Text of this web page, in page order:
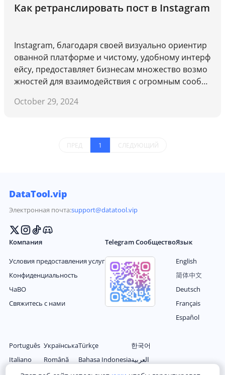
Как ретранслировать пост в Instagram
Instagram, благодаря своей визуально ориентир
ованной платформе и чистому, удобному интерф
ейсу, предоставляет бизнесам множество возмо
жностей для взаимодействия с огромным сообщ
через лайки, комментарии, репосты и даже прям
m предлагает аналогичную функцию, известную
как 'ретрансляция'. Эта функция позволяет польз
сть аудитории и предоставляя новое содержимо
е подписчикам.
October 29, 2024
ПРЕД 1 СЛЕДУЮЩИЙ
DataTool.vip
Электронная почта:support@datatool.vip
Компания
Условия предоставления услуг
Конфиденциальность
ЧаВО
Свяжитесь с нами
Telegram СообществоЯзык
English
简体中文
Deutsch
Français
Español
Português
Italiano
Українська
Română
Türkçe
Bahasa Indonesia
한국어
العربية